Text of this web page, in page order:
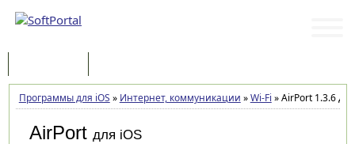
Программы для iOS » Интернет, коммуникации »Wi-Fi »AirPort 1.3.6
AirPort для iOS